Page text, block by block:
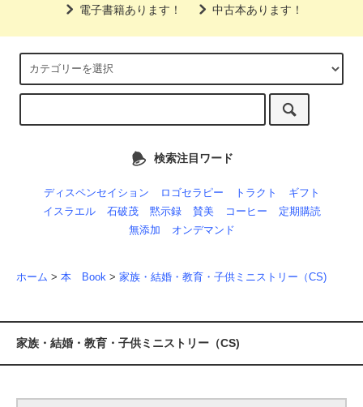
電子書籍あります！
中古本あります！
検索注目ワード
ディスペンセイション ロゴセラピー トラクト
ギフト
イスラエル
石破茂 黙示録 賛美 コーヒー
定期購読
無添加
オンデマンド
ホーム > 本 Book > 家族・結婚・教育・子供ミニストリー（CS)
家族・結婚・教育・子供ミニストリー（CS)